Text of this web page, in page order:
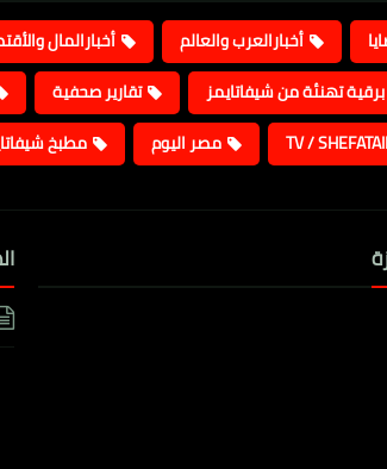
أخبارالعرب والعالم
أخبارالمال
برقية تهنئة من شيفاتايمز
تقارير صحفية
مصر اليوم مطبخ